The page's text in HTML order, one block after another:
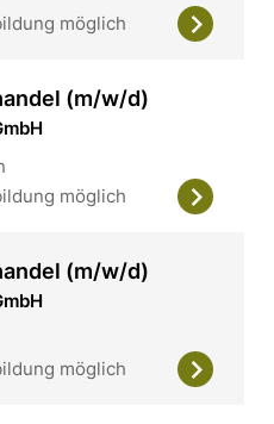
möglich
(m/w/d)
möglich
(m/w/d)
möglich